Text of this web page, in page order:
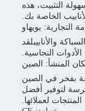
بك.